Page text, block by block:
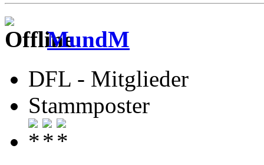
MundM
DFL - Mitglieder
Stammposter